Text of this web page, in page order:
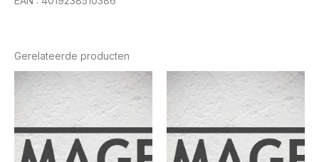
Gerelateerde producten